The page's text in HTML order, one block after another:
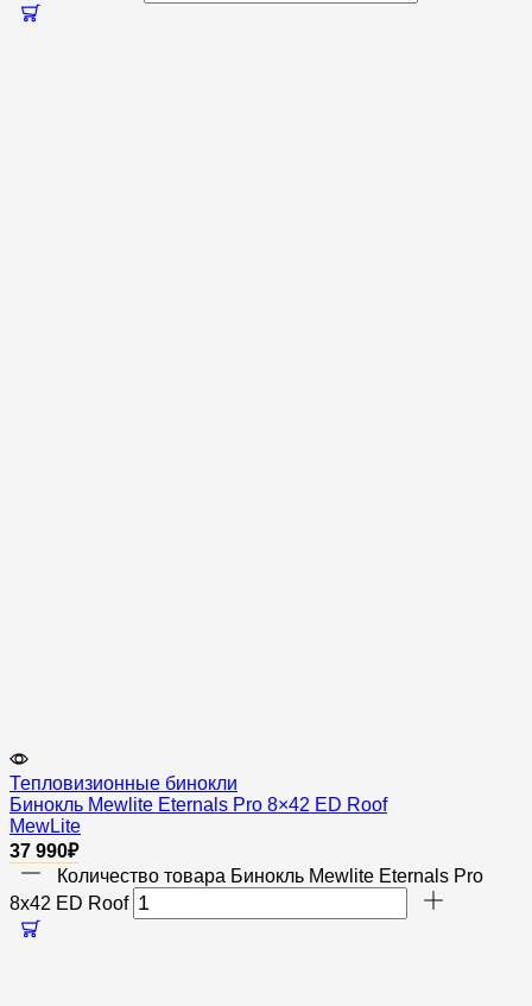
Тепловизионные бинокли
Бинокль Mewlite Eternals Pro 8×42 ED Roof
MewLite
37 990₽
Количество товара Бинокль Mewlite Eternals Pro
8x42 ED Roof